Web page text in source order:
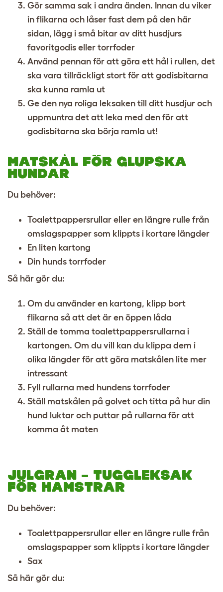
Gör samma sak i andra änden. Innan du viker
in flikarna och låser fast dem på den här
sidan, lägg i små bitar av ditt husdjurs
favoritgodis eller torrfoder
Använd pennan för att göra ett hål i rullen, det
ska vara tillräckligt stort för att godisbitarna
ska kunna ramla ut
Ge den nya roliga leksaken till ditt husdjur och
uppmuntra det att leka med den för att
godisbitarna ska börja ramla ut!
MATSKÅL FÖR GLUPSKA
HUNDAR
Du behöver:
Toalettpappersrullar eller en längre rulle från
omslagspapper som klippts i kortare längder
En liten kartong
Din hunds torrfoder
Så här gör du:
Om du använder en kartong, klipp bort
flikarna så att det är en öppen låda
Ställ de tomma toalettpappersrullarna i
kartongen. Om du vill kan du klippa dem i
olika längder för att göra matskålen lite mer
intressant
Fyll rullarna med hundens torrfoder
Ställ matskålen på golvet och titta på hur din
hund luktar och puttar på rullarna för att
komma åt maten
JULGRAN – TUGGLEKSAK
FÖR HAMSTRAR
Du behöver:
Toalettpappersrullar eller en längre rulle från
omslagspapper som klippts i kortare längder
Sax
Så här gör du: